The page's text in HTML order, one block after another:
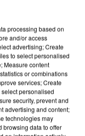
ce lundi
processing based on
and/or access
advertising; Create
to select personalised
Measure content
or combinations
services; Create
personalised
security, prevent and
advertising and content;
technologies may
browsing data to offer